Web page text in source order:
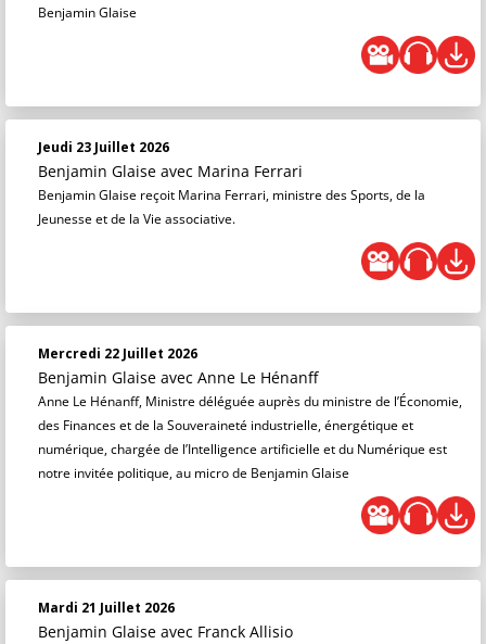
Benjamin Glaise
Jeudi 23 Juillet 2026
Benjamin Glaise avec Marina Ferrari
Benjamin Glaise reçoit Marina Ferrari, ministre des Sports, de la
Jeunesse et de la Vie associative.
Mercredi 22 Juillet 2026
Benjamin Glaise avec Anne Le Hénanff
Anne Le Hénanff, Ministre déléguée auprès du ministre de l’Économie,
des Finances et de la Souveraineté industrielle, énergétique et
numérique, chargée de l’Intelligence artificielle et du Numérique est
notre invitée politique, au micro de Benjamin Glaise
Mardi 21 Juillet 2026
Benjamin Glaise avec Franck Allisio